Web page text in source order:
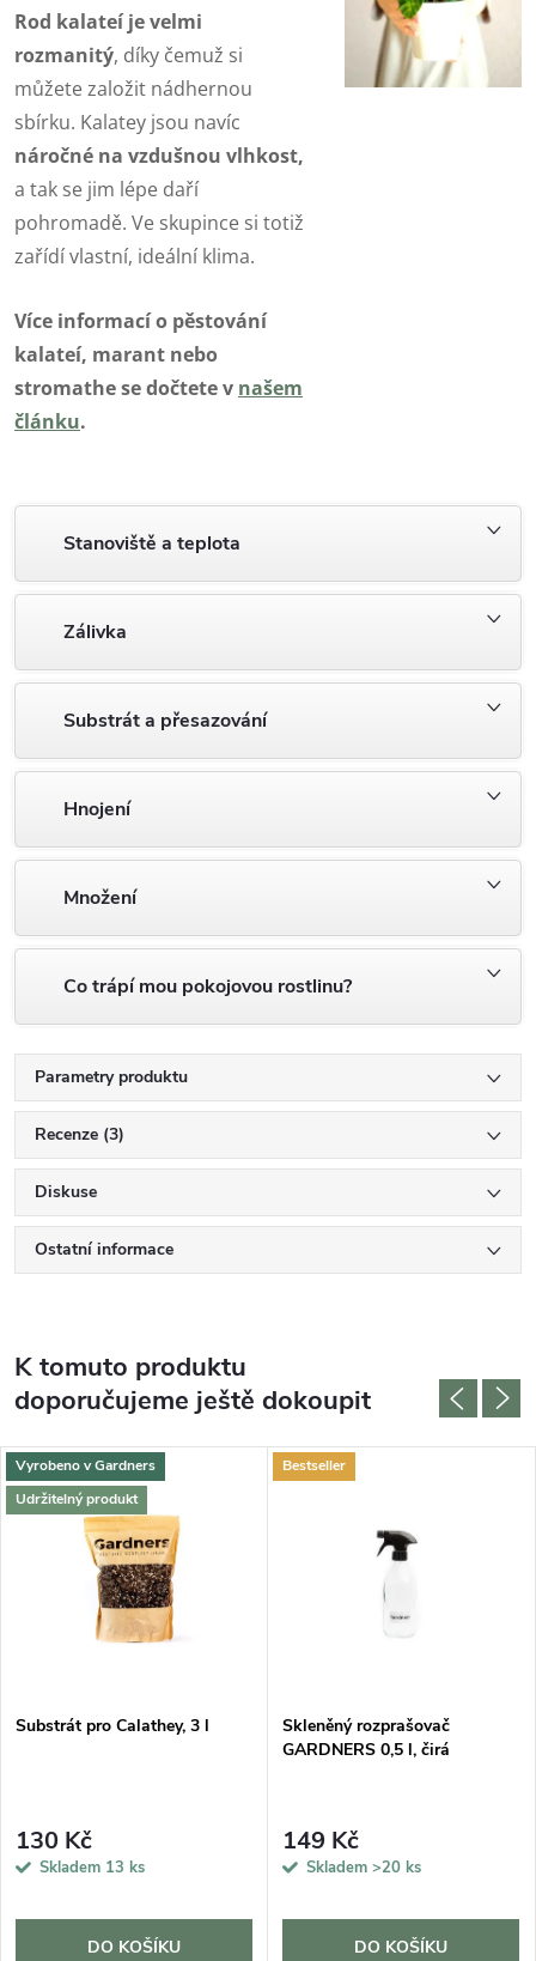
Rod kalateí je velmi
rozmanitý, díky čemuž si
můžete založit nádhernou
sbírku. Kalatey jsou navíc
náročné na vzdušnou vlhkost,
a tak se jim lépe daří
pohromadě. Ve skupince si totiž
zařídí vlastní, ideální klima.
Více informací o pěstování
kalateí, marant nebo
stromathe se dočtete v našem
článku.
Stanoviště a teplota
Zálivka
Substrát a přesazování
Hnojení
Množení
Co trápí mou pokojovou rostlinu?
Parametry produktu
Recenze (3)
Diskuse
Ostatní informace
K tomuto produktu
doporučujeme ještě dokoupit
Vyrobeno v Gardners
Udržitelný produkt
Substrát pro Calathey, 3 l
130 Kč
Skladem 13 ks
DO KOŠÍKU
Bestseller
Skleněný rozprašovač
GARDNERS 0,5 l, čirá
149 Kč
Skladem >20 ks
DO KOŠÍKU